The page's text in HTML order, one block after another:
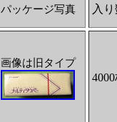
パッケージ写真 入
画像は旧タイプ